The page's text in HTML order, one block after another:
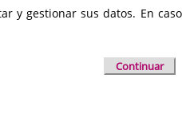
y gestionar sus datos. En
Continuar